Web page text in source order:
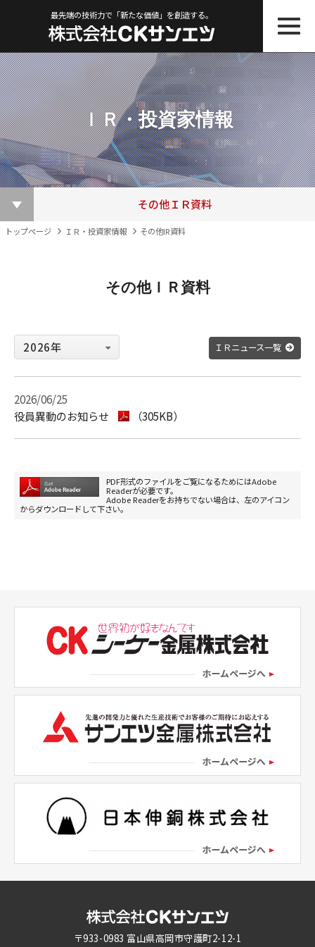
最先端の技術力で「新たな価値」を創造する。
ＩＲ・投資家情報
ＩＲニュース一覧
決算短信
適時開示書類
株主総会関連資料
その他ＩＲ資料
株主優待制度
電子公告
株価情報
トップページ ＩＲ・投資家情報 その他IR資料
その他ＩＲ資料
ＩＲニュース一覧
2026/06/25
役員異動のお知らせ
（305KB）
PDF形式のファイルをご覧になるためにはAdobe
Readerが必要です。
Adobe Readerをお持ちでない場合は、左のアイコン
からダウンロードして下さい。
〒933-0983 富山県高岡市守護町2-12-1